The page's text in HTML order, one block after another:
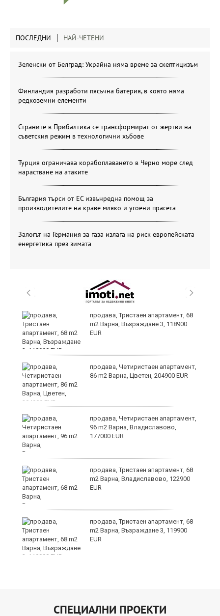
ПОСЛЕДНИ НАЙ-ЧЕТЕНИ
Зеленски от Белград: Украйна няма време за скептицизъм
Финландия разработи пясъчна батерия, в която няма
редкоземни елементи
Страните в Прибалтика се трансформират от жертви на
съветския режим в технологични хъбове
Турция ограничава корабоплаването в Черно море след
нарастване на атаките
България търси от ЕС извънредна помощ за
производителите на краве мляко и угоени прасета
Залогът на Германия за газа излага на риск европейската
енергетика през зимата
продава, Тристаен апартамент, 68
m2 Варна, Възраждане 3, 118900
EUR
продава, Четиристаен апартамент,
86 m2 Варна, Цветен, 204900 EUR
продава, Четиристаен апартамент,
96 m2 Варна, Владиславово,
177000 EUR
продава, Тристаен апартамент, 68
m2 Варна, Владиславово, 122900
EUR
продава, Тристаен апартамент, 68
m2 Варна, Възраждане 3, 119900
EUR
СПЕЦИАЛНИ ПРОЕКТИ